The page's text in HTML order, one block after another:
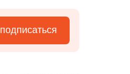
подписаться